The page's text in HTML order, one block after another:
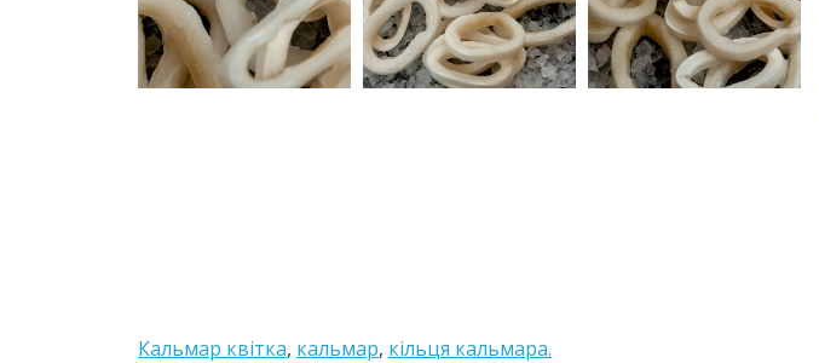
Кальмар квітка, кальмар, кільця кальмара.
ПІБ
Ім'я повинно бути
Номер